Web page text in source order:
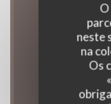
neste
na
Os